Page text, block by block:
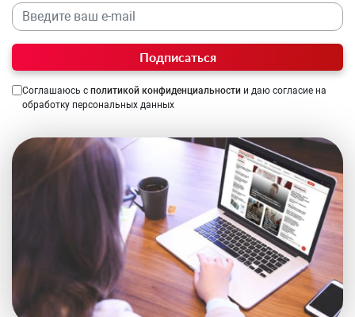
Подписаться
Соглашаюсь с политикой конфиденциальности и даю согласие на
обработку персональных данных